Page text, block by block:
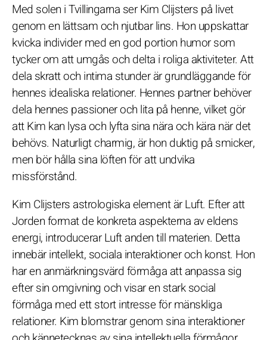
Med solen i Tvillingarna ser Kim Clijsters på livet
genom en lättsam och njutbar lins. Hon uppskattar
kvicka individer med en god portion humor som
tycker om att umgås och delta i roliga aktiviteter. Att
dela skratt och intima stunder är grundläggande för
hennes idealiska relationer. Hennes partner behöver
dela hennes passioner och lita på henne, vilket gör
att Kim kan lysa och lyfta sina nära och kära när det
behövs. Naturligt charmig, är hon duktig på smicker,
men bör hålla sina löften för att undvika
missförstånd.
Kim Clijsters astrologiska element är Luft. Efter att
Jorden format de konkreta aspekterna av eldens
energi, introducerar Luft anden till materien. Detta
innebär intellekt, sociala interaktioner och konst. Hon
har en anmärkningsvärd förmåga att anpassa sig
efter sin omgivning och visar en stark social
förmåga med ett stort intresse för mänskliga
relationer. Kim blomstrar genom sina interaktioner